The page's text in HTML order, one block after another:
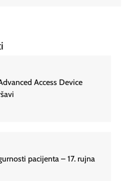
Access Device
pacijenta – 17. rujna